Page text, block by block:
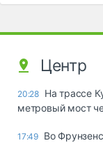
Центр
20:28 На трассе
метровый мост
17:49 Во